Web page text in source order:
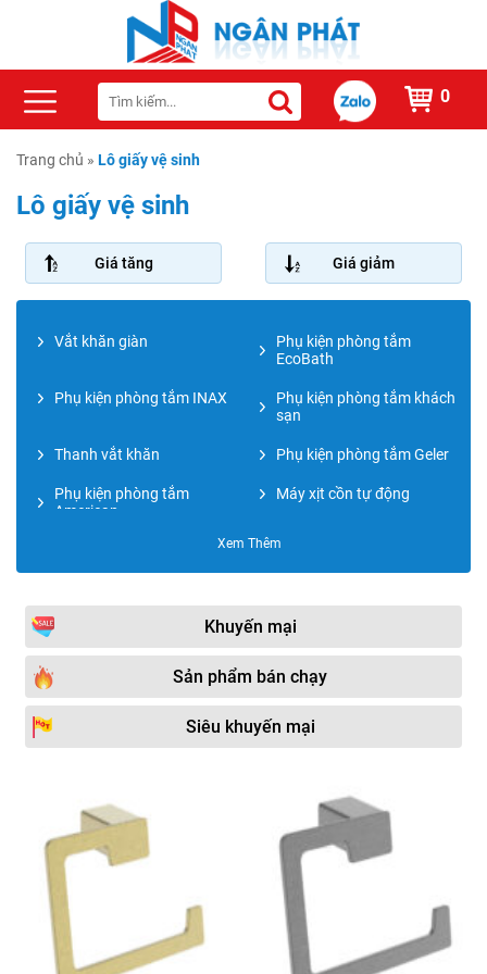
0
Trang chủ » Lô giấy vệ sinh
Lô giấy vệ sinh
Giá tăng Giá giảm
Vắt khăn giàn
Phụ kiện phòng tắm
EcoBath
Phụ kiện phòng tắm INAX
Phụ kiện phòng tắm khách
sạn
Thanh vắt khăn Phụ kiện phòng tắm Geler
Phụ kiện phòng tắm
American
Máy xịt cồn tự động
Phụ kiện phòng tắm
Phụ kiện phòng tắm TOTO Giàn sấy khăn tắm
Lô giấy vệ sinh
Phụ kiện phòng tắm
Phụ kiện phòng tắm Kohler Hộp đựng giấy vệ sinh
Phụ kiện phòng tắm Miken
Kệ kính
Phụ kiện phòng tắm
CleanMax
Phụ kiện phòng tắm
DaeShin
Hộp xịt xà phòng
Kệ xà phòng
Phụ kiện phòng tắm Đình
Quốc
Xem Thêm
Khuyến mại
Sản phẩm bán chạy
Siêu khuyến mại